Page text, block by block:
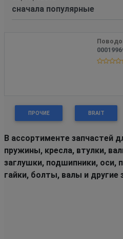
ПРОЧИЕ BRAIT
В ассортименте запчастей
пружины, кресла, втулки,
заглушки, подшипники,
гайки, болты, валы и